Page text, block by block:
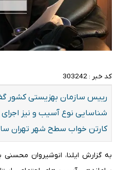
کد خبر : 303242
رییس سازمان بهزیستی کشور
شناسایی نوع آسیب و نیز
کارتن خواب سطح شهر تهران
به گزارش ایلنا، انوشیروان